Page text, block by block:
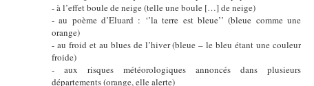
- à l’effet boule de neige (telle une boule […] de neige)
- au poème d’Eluard : ‘’la terre est bleue’’ (bleue comme une
orange)
- au froid et au blues de l’hiver (bleue – le bleu étant une couleur
froide)
- aux risques météorologiques annoncés dans plusieurs
départements (orange, elle alerte)